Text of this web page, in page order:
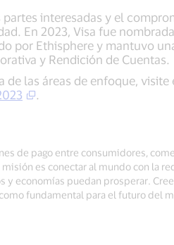
interesadas y el
En 2023, Visa fue
por Ethisphere y mantuvo
y Rendición de Cuentas.
de las áreas de enfoque, visite
de pago entre consumidores,
es conectar al mundo con la
economías puedan prosperar.
fundamental para el futuro del